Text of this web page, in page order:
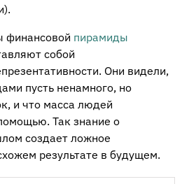
финансовой пирамиды
собой
. Они видели,
пусть ненамного, но
и что масса людей
Так знание о
создает ложное
результате в будущем.